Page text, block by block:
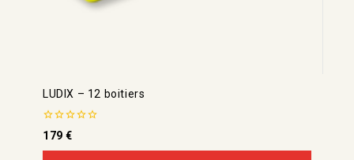
LUDIX – 12 boitiers
0
de
5
179€